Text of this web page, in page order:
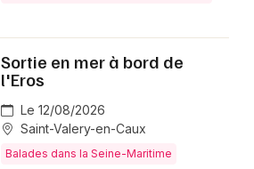
Sortie en mer à bord de
l'Eros
Le 12/08/2026
Saint-Valery-en-Caux
Balades dans la Seine-Maritime